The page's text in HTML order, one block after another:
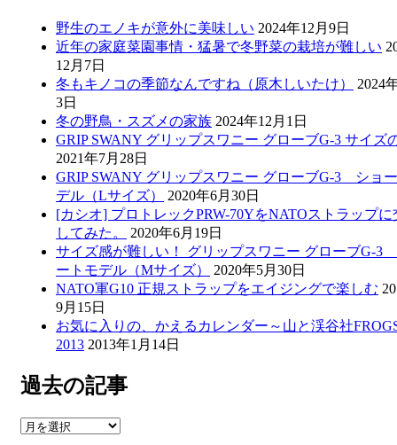
野生のエノキが意外に美味しい 2024年12月9日
近年の家庭菜園事情・猛暑で冬野菜の栽培が難しい
12月7日
冬もキノコの季節なんですね（原木しいたけ）
2024
3日
冬の野鳥・スズメの家族 2024年12月1日
GRIP SWANY グリップスワニー グローブG-3 サイズ
2021年7月28日
GRIP SWANY グリップスワニー グローブG-3 ショ
デル（Lサイズ）
2020年6月30日
[カシオ] プロトレックPRW-70YをNATOストラップに
してみた。
2020年6月19日
サイズ感が難しい！ グリップスワニー グローブG-3
ートモデル（Mサイズ）
2020年5月30日
NATO軍G10 正規ストラップをエイジングで楽しむ
9月15日
お気に入りの、かえるカレンダー～山と渓谷社
2013 2013年1月14日
過去の記事
過